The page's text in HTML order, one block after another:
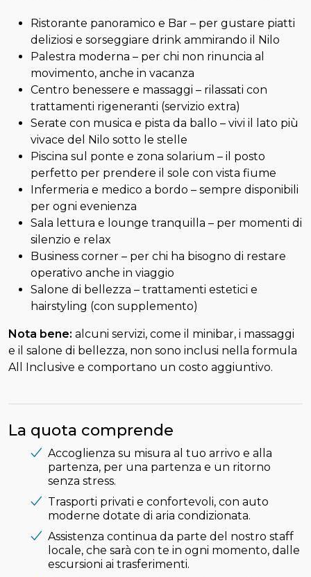
Ristorante panoramico e Bar – per gustare piatti
deliziosi e sorseggiare drink ammirando il Nilo
Palestra moderna – per chi non rinuncia al
movimento, anche in vacanza
Centro benessere e massaggi – rilassati con
trattamenti rigeneranti (servizio extra)
Serate con musica e pista da ballo – vivi il lato più
vivace del Nilo sotto le stelle
Piscina sul ponte e zona solarium – il posto
perfetto per prendere il sole con vista fiume
Infermeria e medico a bordo – sempre disponibili
per ogni evenienza
Sala lettura e lounge tranquilla – per momenti di
silenzio e relax
Business corner – per chi ha bisogno di restare
operativo anche in viaggio
Salone di bellezza – trattamenti estetici e
hairstyling (con supplemento)
Nota bene: alcuni servizi, come il minibar, i massaggi
e il salone di bellezza, non sono inclusi nella formula
All Inclusive e comportano un costo aggiuntivo.
La quota comprende
Accoglienza su misura al tuo arrivo e alla
partenza, per una partenza e un ritorno
senza stress.
Trasporti privati e confortevoli, con auto
moderne dotate di aria condizionata.
Assistenza continua da parte del nostro staff
locale, che sarà con te in ogni momento, dalle
escursioni ai trasferimenti.